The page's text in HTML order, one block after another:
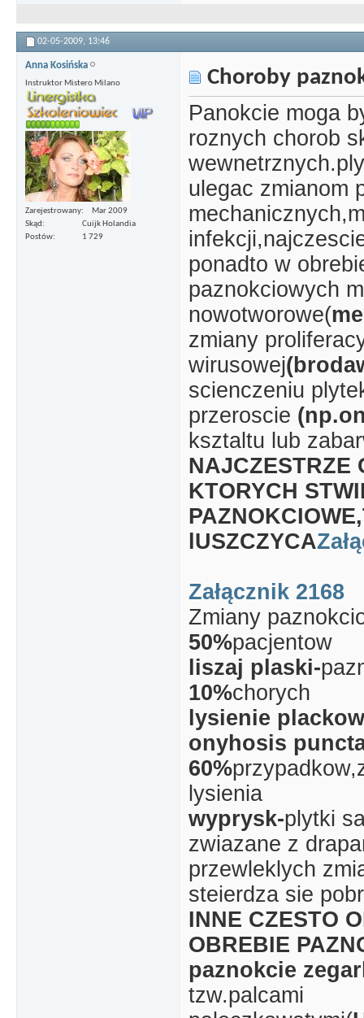
02-05-2009, 13:46
Anna Kosińska
Instruktor Mistero Milano
Zarejestrowany
Mar 2009
Skąd
Cuijk Holandia
Postów
1 729
Choroby
Panokcie moga
roznych chorob
ulegac zmianom
ponadto w
paznokciowych
nowotworowe(
zmiany
wirusowej
scienczeniu
przeroscie
ksztaltu lub
NAJCZESTRZE
KTORYCH
lUSZCZYCA
Załącznik 2168
Zmiany
50%pacjentow
liszaj plaski-
10%chorych
lysienie
onyhosis
60%
lysienia
wyprysk-plytki
zwiazane z
przewleklych
steierdza sie
INNE CZESTO
OBREBIE
paznokcie
tzw.palcami